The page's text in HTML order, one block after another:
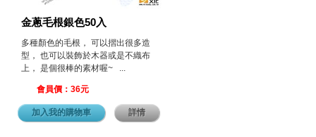
金蔥毛根銀色50入
多種顏色的毛根， 可以摺出很多造
型， 也可以裝飾於木器或是不織布
上， 是個很棒的素材喔~ ...
會員價：36元
加入我的購物車 詳情